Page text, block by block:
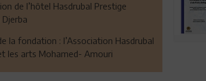
de l’hôtel Hasdrubal Prestige
la fondation : l’Association Hasdrubal
les arts Mohamed- Amouri